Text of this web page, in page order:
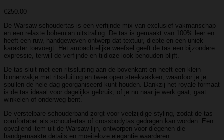
€250.00
De Warsaw schoudertas is een verfijnde mix van exclusief vakmanschap
en een relaxte bohemian uitstraling. De tas is gemaakt van 100% leer en
heeft een ruw, handgeweven ontwerp dat textuur, diepte en een uniek
karakter toevoegt. Het ambachtelijke weefsel geeft de tas een bijzondere
expressie, terwijl de verfijnde en tijdloze look behouden blijft.
De tas sluit met een ritssluiting aan de bovenkant en heeft een klein
binnenvakje met ritssluiting en twee open steekvakken, waardoor je je
spullen de hele dag georganiseerd kunt houden. Dankzij het royale formaat
is de tas ideaal voor dagelijks gebruik, of je nu naar je werk gaat, gaat
winkelen of onderweg bent.
De verstelbare schouderband zorgt voor veelzijdige styling, zodat de tas
comfortabel als schoudertas of crossbodytas gedragen kan worden. Een
opvallend item uit de Warsaw-lijn, ontworpen voor diegenen die
handgemaakte details en moeiteloze elegantie waarderen.